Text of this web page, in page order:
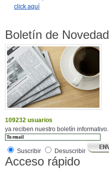
click aquí
Boletín de
109232 usuarios
ya reciben nuestro boletín
Suscribir Desuscribir
Acceso rápido